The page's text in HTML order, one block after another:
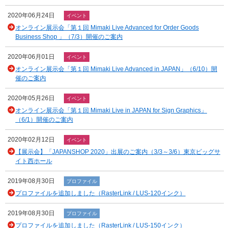
2020年06月24日 イベント
オンライン展示会「第１回 Mimaki Live Advanced for Order Goods
Business Shop 」（7/3）開催のご案内
2020年06月01日 イベント
オンライン展示会「第１回 Mimaki Live Advanced in JAPAN」（6/10）開
催のご案内
2020年05月26日 イベント
オンライン展示会「第１回 Mimaki Live in JAPAN for Sign Graphics」
（6/1）開催のご案内
2020年02月12日 イベント
【展示会】「JAPANSHOP 2020」出展のご案内（3/3～3/6）東京ビッグサ
イト西ホール
2019年08月30日 プロファイル
プロファイルを追加しました（RasterLink / LUS-120インク）
2019年08月30日 プロファイル
プロファイルを追加しました（RasterLink / LUS-150インク）